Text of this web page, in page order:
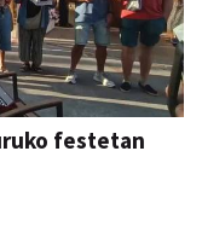
festetan